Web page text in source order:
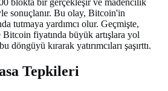
blokta bir gerçekleşir ve madencilik
sonuçlanır. Bu olay, Bitcoin'in
tutmaya yardımcı olur. Geçmişte,
fiyatında büyük artışlara yol
döngüyü kırarak yatırımcıları şaşırttı.
Tepkileri